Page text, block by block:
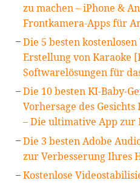
zu machen – iPhone &
Frontkamera-Apps für
Die 5 besten
Erstellung von Karaoke
Softwarelösungen für
Die 10 besten KI-Baby-
Vorhersage des
– Die ultimative App
Die 3 besten Adobe
zur Verbesserung Ihres
Kostenlose